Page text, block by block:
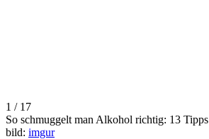
1 / 17
So schmuggelt man Alkohol richtig: 13 Tipps
bild: imgur